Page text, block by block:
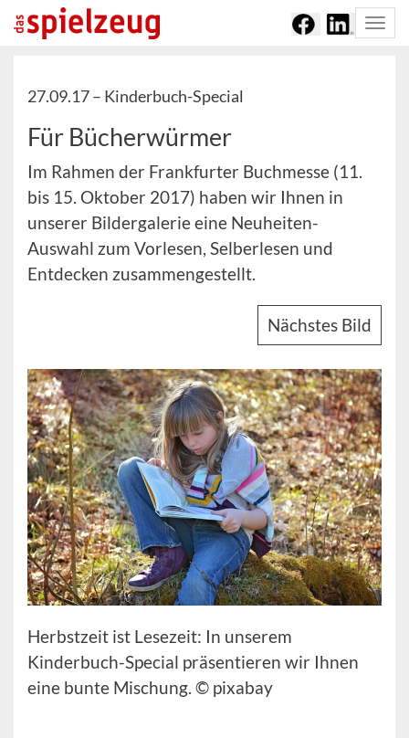
27.09.17 – Kinderbuch-Special
Für Bücherwürmer
Im Rahmen der Frankfurter Buchmesse (11.
bis 15. Oktober 2017) haben wir Ihnen in
unserer Bildergalerie eine Neuheiten-
Auswahl zum Vorlesen, Selberlesen und
Entdecken zusammengestellt.
Nächstes Bild
Herbstzeit ist Lesezeit: In unserem
Kinderbuch-Special präsentieren wir Ihnen
eine bunte Mischung. © pixabay